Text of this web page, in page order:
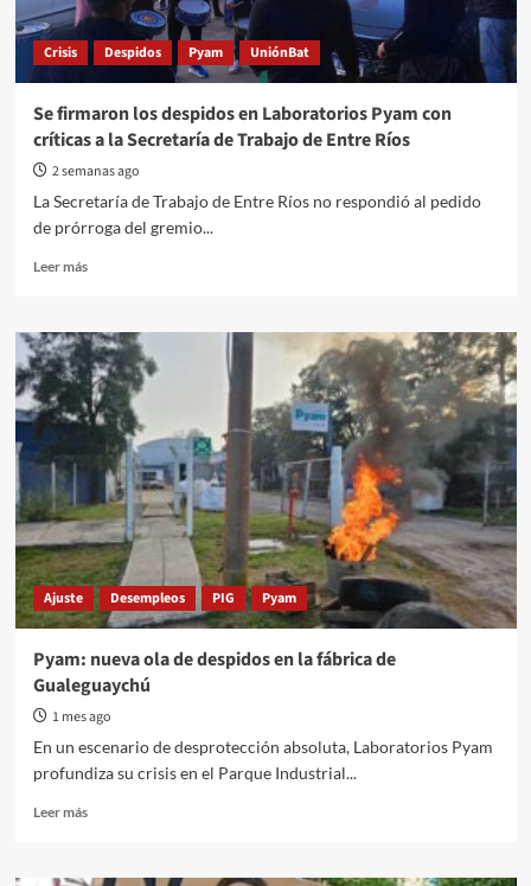
gremio
Crisis Despidos Pyam UniónBat
Se firmaron los despidos en Laboratorios Pyam con
críticas a la Secretaría de Trabajo de Entre Ríos
2 semanas ago
La Secretaría de Trabajo de Entre Ríos no respondió al pedido
de prórroga del gremio...
Leer másRead
Se
firmaron
los
despidos
en
Laboratorios
Pyam
con
críticas
a
la
Secretaría
de
Trabajo
Entre
Ríos
Ajuste Desempleos PIG Pyam
Pyam: nueva ola de despidos en la fábrica de
Gualeguaychú
1 mes ago
En un escenario de desprotección absoluta, Laboratorios Pyam
profundiza su crisis en el Parque Industrial...
Leer másRead
Pyam: